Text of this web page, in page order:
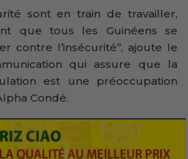
sont en train de travailler,
que tous les Guinéens se
contre l’insécurité’’, ajoute le
qui assure que la
est une préoccupation
Condé.